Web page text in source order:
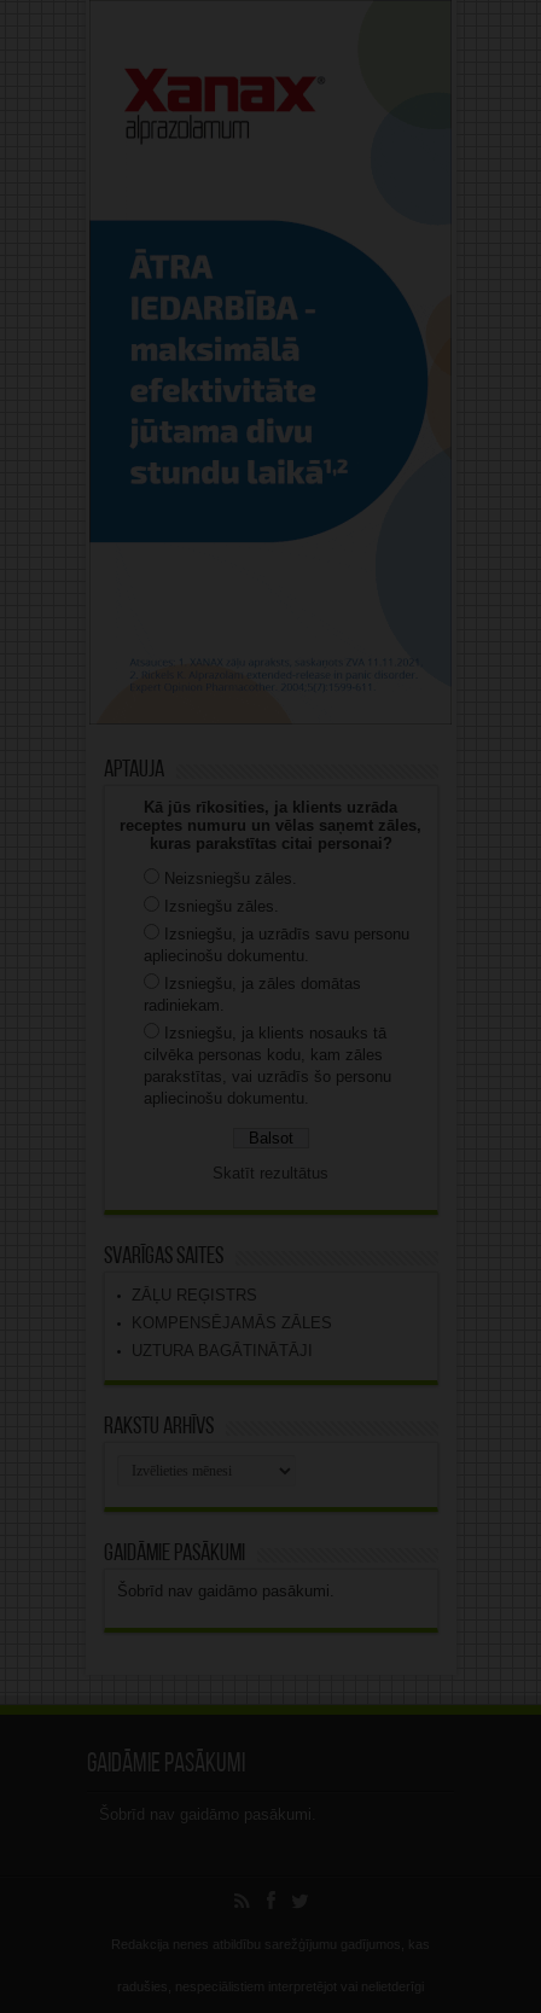
Aptauja
Kā jūs rīkosities, ja klients uzrāda
receptes numuru un vēlas saņemt zāles,
kuras parakstītas citai personai?
Neizsniegšu zāles.
Izsniegšu zāles.
Izsniegšu, ja uzrādīs savu personu
apliecinošu dokumentu.
Izsniegšu, ja zāles domātas
radiniekam.
Izsniegšu, ja klients nosauks tā
cilvēka personas kodu, kam zāles
parakstītas, vai uzrādīs šo personu
apliecinošu dokumentu.
Skatīt rezultātus
Svarīgas saites
ZĀĻU REĢISTRS
KOMPENSĒJAMĀS ZĀLES
UZTURA BAGĀTINĀTĀJI
Rakstu arhīvs
Gaidāmie pasākumi
Šobrīd nav gaidāmo pasākumi.
Gaidāmie pasākumi
Šobrīd nav gaidāmo pasākumi.
Redakcija nenes atbildību sarežģījumu gadījumos, kas